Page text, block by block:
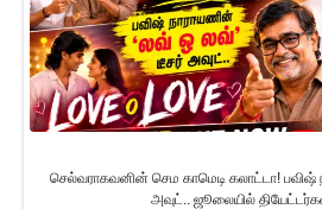
செல்வராகவனின் செம காமெடி கலாட்டா! பவிஷ்
அவுட்.. ஜூலையில்